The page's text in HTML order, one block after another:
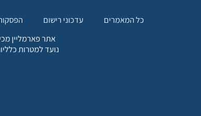
כל המאמרים עדכוני רישום
אתר פארמליין
נועד למטרות